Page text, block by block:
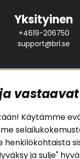
Yksityinen
+4619-206750
support@brl.se
Käytämme
ja sulje"